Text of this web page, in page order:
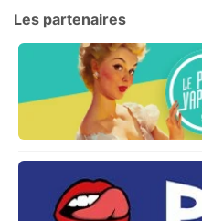
Les partenaires